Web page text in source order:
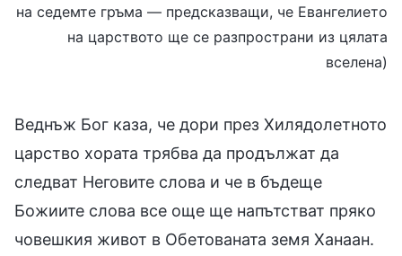
на седемте гръма — предсказващи, че Евангелието
на царството ще се разпространи из цялата
вселена)
Веднъж Бог каза, че дори през Хилядолетното
царство хората трябва да продължат да
следват Неговите слова и че в бъдеще
Божиите слова все още ще напътстват пряко
човешкия живот в Обетованата земя Ханаан.